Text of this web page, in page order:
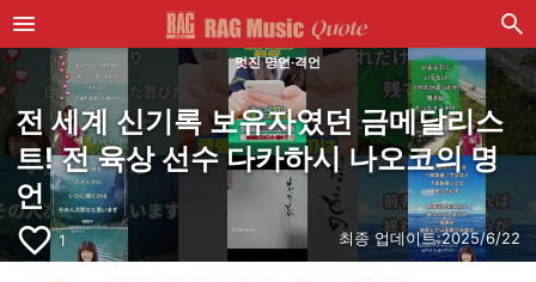
멋진 명언·격언
전 세계 신기록 보유자였던 금메달리스
트! 전 육상 선수 다카하시 나오코의 명
언
favorite_border 1 최종 업데이트:2025/6/22